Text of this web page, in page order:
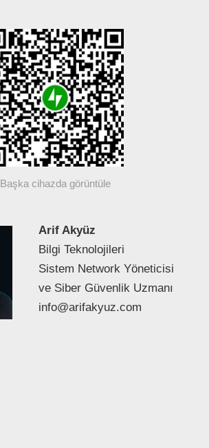
Başka cihazda görüntüle
Arif Akyüz
Bilgi Teknolojileri
Sistem Network Yöneticisi
ve Siber Güvenlik Uzmanı
info@arifakyuz.com